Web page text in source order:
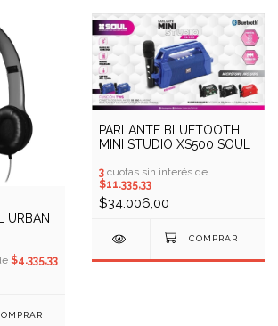
URBAN
$4.335,33
PARLANTE BLUETOOTH
MINI STUDIO XS500 SOUL
3 cuotas sin interés de
$11.335,33
$34.006,00